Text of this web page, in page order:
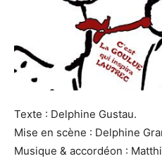
Texte : Delphine Gustau.
Mise en scène : Delphine
Musique & accordéon :